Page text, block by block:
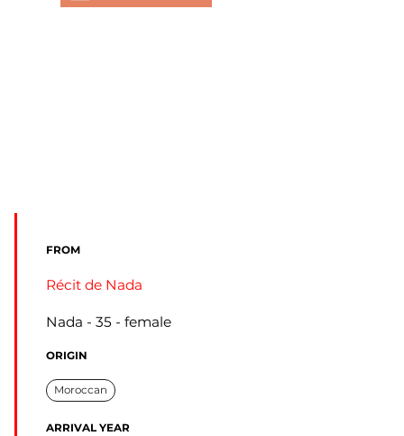
FROM
Récit de Nada
Nada 35 female
ORIGIN
Moroccan
ARRIVAL YEAR